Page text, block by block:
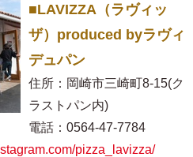
■LAVIZZA（ラヴィッ
ザ）produced byラヴィ
デュパン
住所：岡崎市三崎町8-15(ク
ラストパン内)
電話：0564-47-7784
pizza_lavizza/